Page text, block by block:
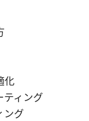
化
ティング
ング